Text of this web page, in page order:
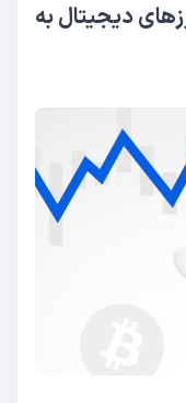
دیجیتال به